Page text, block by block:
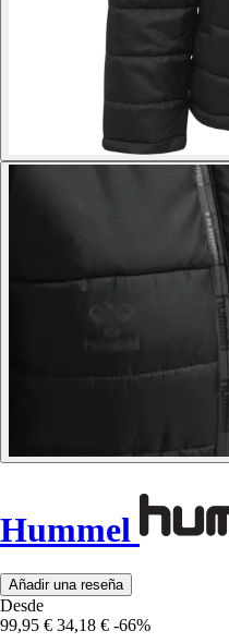
Hummel
Añadir una reseña
Desde
99,95 € 34,18 € -66%